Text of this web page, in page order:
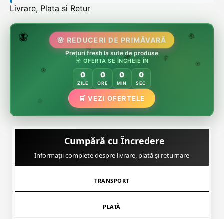
Livrare, Plata si Retur
🌸
🌸
🌿
🌸
🏵️
🌷
🦋 🌸 REDUCERI DE PRIMĂVARĂ
Prețuri fresh la sute de produse
☀️ OFERTA SE ÎNCHEIE ÎN
0
ZILE
0
ORE
0
MIN
0
SEC
🛒 VEZI OFERTELE
Cumpără cu Încredere
Informații complete despre livrare, plată și returnare
TRANSPORT
PLATĂ